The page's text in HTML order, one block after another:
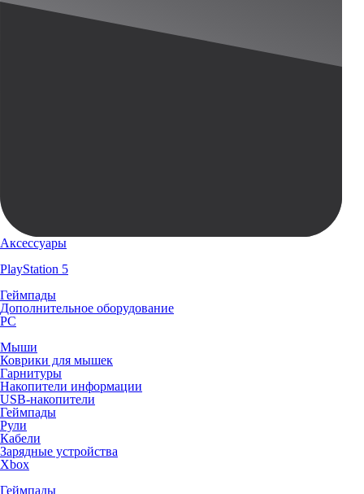
Аксессуары
PlayStation 5
Геймпады
Дополнительное оборудование
PC
Мыши
Коврики для мышек
Гарнитуры
Накопители информации
USB-накопители
Геймпады
Рули
Кабели
Зарядные устройства
Xbox
Геймпады